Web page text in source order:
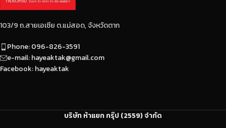
103/9 ถ.สายเอเซีย ต.แม่สอด, จังหวัดตาก
Phone: 096-826-3591
e-mail: hayeaktak@gmail.com
Facebook: hayeaktak
บริษัท ห้าแยก กรุ๊ป (2559) จำกัด